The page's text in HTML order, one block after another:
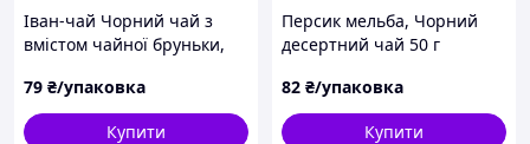
Іван-чай Чорний чай з
вмістом чайної бруньки,
пелюсток волошки
рожевої і мальви 50 г
79 ₴/упаковка
Купити
Персик мельба, Чорний
десертний чай 50 г
82 ₴/упаковка
Купити